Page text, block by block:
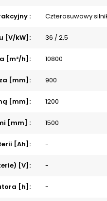
: Czterosuwowy
[V/kW]: 36 / 2,5
[m²/h]: 10800
[mm]: 900
[mm]: 1200
[mm] : 1500
[Ah]: -
[V]: -
[h]: -